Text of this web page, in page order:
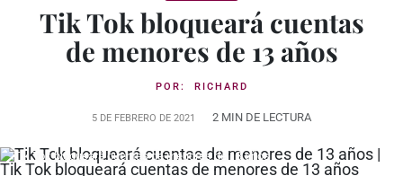
Tik Tok bloqueará cuentas
de menores de 13 años
POR: RICHARD
5 DE FEBRERO DE 2021 2 MIN DE LECTURA
Tik Tok bloqueará cuentas de menores de 13 años